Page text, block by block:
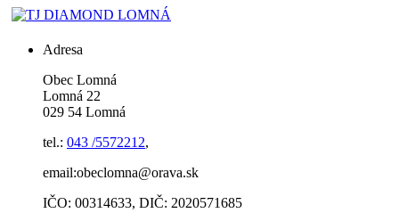
Adresa
Obec Lomná
Lomná 22
029 54 Lomná
tel.: 043 /5572212,
email:obeclomna@orava.sk
IČO: 00314633, DIČ: 2020571685